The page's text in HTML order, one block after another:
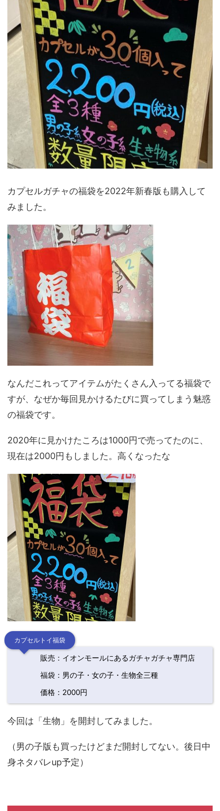
カプセルガチャの福袋を2022年新春版も購入して
みました。
なんだこれってアイテムがたくさん入ってる福袋で
すが、なぜか毎回見かけるたびに買ってしまう魅惑
の福袋です。
2020年に見かけたころは1000円で売ってたのに、
現在は2000円もしました。高くなったな
カプセルトイ福袋
販売：イオンモールにあるガチャガチャ専門店
福袋：男の子・女の子・生物全三種
価格：2000円
今回は「生物」を開封してみました。
（男の子版も買ったけどまだ開封してない。後日中
身ネタバレup予定）